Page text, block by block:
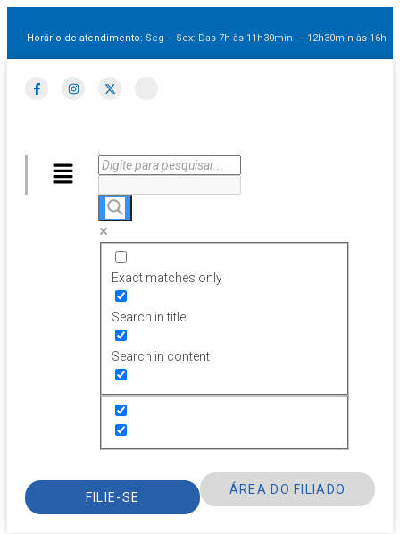
Horário de atendimento: Seg – Sex: Das 7h às 11h30min – 12h30min às 16h
Exact matches only
Search in title
Search in content
FILIE-SE
ÁREA DO FILIADO